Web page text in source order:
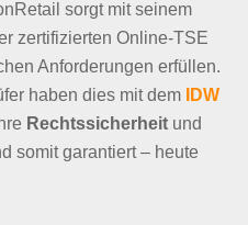
sorgt mit seinem
zertifizierten Online-TSE
Anforderungen erfüllen.
haben dies mit dem
IDW
Rechtssicherheit und
somit garantiert – heute